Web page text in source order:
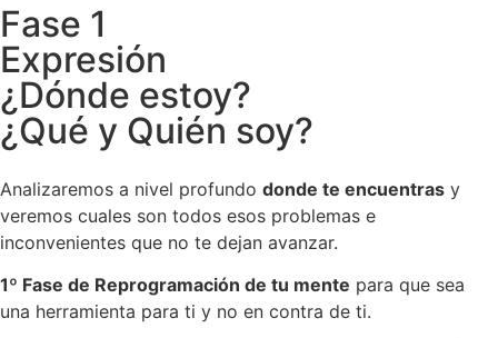
Fase 1
Expresión
¿Dónde estoy?
¿Qué y Quién soy?
Analizaremos a nivel profundo donde te encuentras y
veremos cuales son todos esos problemas e
inconvenientes que no te dejan avanzar.
1º Fase de Reprogramación de tu mente para que sea
una herramienta para ti y no en contra de ti.